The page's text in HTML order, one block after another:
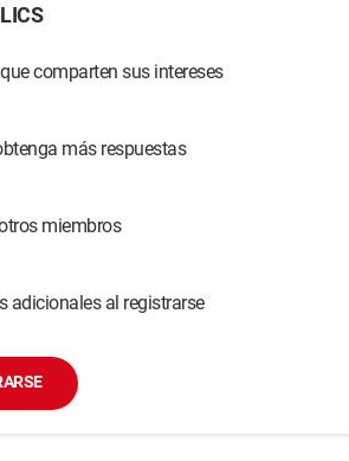
comparten sus intereses
más respuestas
miembros
adicionales al registrarse